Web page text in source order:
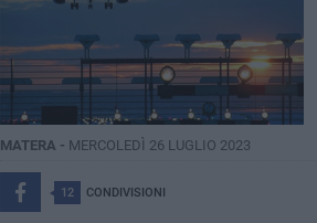
MATERA - MERCOLEDÌ 26 LUGLIO 2023
12 CONDIVISIONI